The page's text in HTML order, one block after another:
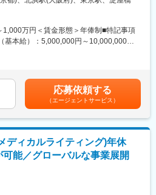
なので、例えばお子様がおられる方の
う業務管理を行う必要はありますが、裁
要な時は大阪・東京等へ出張（宿泊も伴
/年です。（海外出張はほとんどありませ
：
能力を発揮できるよう働きやすい環境作
男女問わず在宅勤務が可能です。また、
育休取得実績も豊富で9割以上の復職率を
可能な環境・福利厚生が整っています。
ィング業務をお任せします。
関与し、プロジェクトの成功に向けた戦
ョンです。
との面談対応・折衝への参画
よび関連資料の作成
進します。
まで一貫して関わることで、臨床開発全
つけることが可能です。
が会員である関西医薬協会に、当社は会
全面禁煙変更の範囲：無
1,000万円＜賃金形態＞年俸制■特記事項
基本給）：5,000,000円～10,000,000円
通じて上下する可能性があります。月給
表記です。
応募依頼する
（エージェントサービス）
ディカルライティング)年休
能／グローバルな事業展開